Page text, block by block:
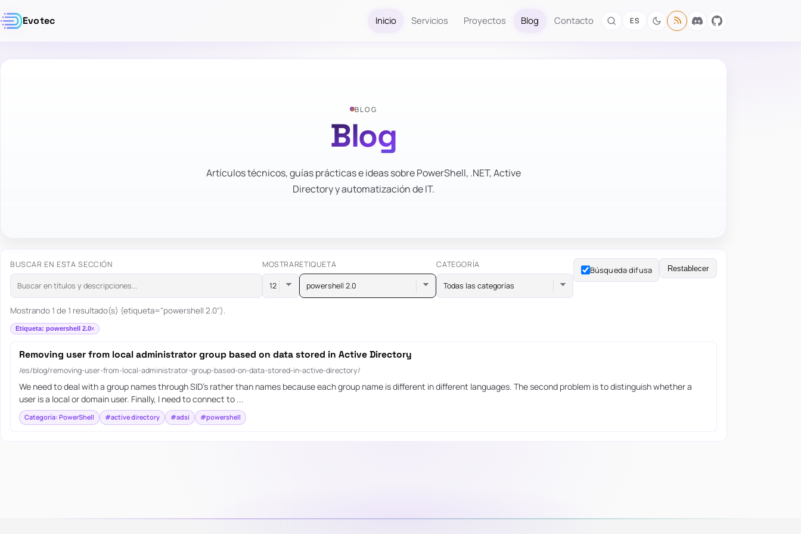
Evotec Inicio Servicios Proyectos Blog Contacto ES
BLOG
Blog
Artículos técnicos, guías prácticas e ideas sobre PowerShell, .NET, Active
Directory y automatización de IT.
BUSCAR EN ESTA SECCIÓN MOSTRARETIQUETA
powershell 2.0
CATEGORÍA
Todas las categorías
Búsqueda difusa Restablecer
Mostrando 1 de 1 resultado(s) (etiqueta="powershell 2.0").
Etiqueta: powershell 2.0
Removing user from local administrator group based on data stored in Active Directory
/es/blog/removing-user-from-local-administrator-group-based-on-data-stored-in-active-directory/
We need to deal with a group names through SID’s rather than names because each group name is different in different languages. The second problem is to distinguish whether a
user is a local or domain user. Finally, I need to connect to ...
Categoría: PowerShell #active directory #adsi #powershell